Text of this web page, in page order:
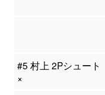
#5 村上 2Pシュート
×